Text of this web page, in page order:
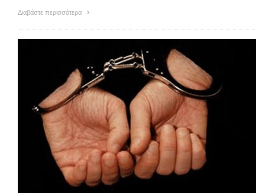
Διαβάστε περισσότερα